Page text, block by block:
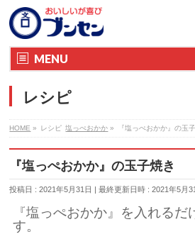
MENU
レシピ
HOME » レシピ 塩っぺおかか » 『塩っぺおかか』の玉
『塩っぺおかか』の玉子焼き
投稿日 : 2021年5月31日 最終更新日時 : 2021年5月
『塩っぺおかか』を入れるだ
す。